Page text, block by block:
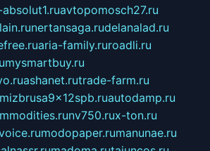
avtopomosch27.ru
nertansaga.rudelanalad.ru
aria-family.ruroadli.ru
mysmartbuy.ru
ashanet.rutrade-farm.ru
autodamp.ru
nv750.rux-ton.ru
modopaper.rumanunae.ru